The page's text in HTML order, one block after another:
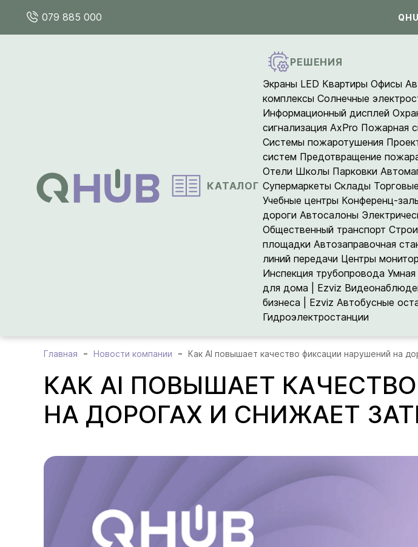
079 885 000
КАТАЛОГ
РЕШЕНИЯ
Экраны LED Квартиры Офисы
комплексыСолнечные
Информационный дисплей
сигнализация AxPro Пожарная
Системы пожаротушения
систем Предотвращение
Отели Школы Парковки
Супермаркеты Склады
Учебные центры Конференц-
дороги Автосалоны
Общественный транспорт
площадки Автозаправочная
линий передачи Центры
Инспекция трубопровода Умная
для дома | Ezviz
бизнеса | Ezviz Автобусные
Гидроэлектростанции
Главная Новости компании Как AI повышает качество фиксации нарушений на
КАК AI ПОВЫШАЕТ
НА ДОРОГАХ И СНИЖАЕТ